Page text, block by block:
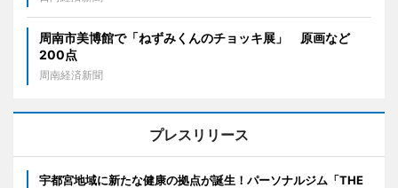
周南市美博館で「ねずみくんのチョッキ展」 原画など
200点
周南経済新聞
プレスリリース
宇都宮地域に新たな健康の拠点が誕生！パーソナルジム「THE